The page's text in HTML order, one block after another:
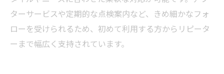
ターサービスや定期的な点検案内など、きめ細かなフォ
ローを受けられるため、初めて利用する方からリピータ
ーまで幅広く支持されています。